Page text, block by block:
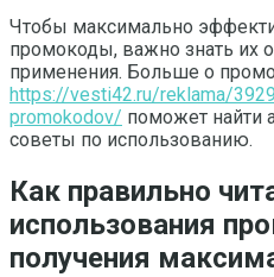
Чтобы максимально
промокоды, важно знать их
применения. Больше о
https://vesti42.ru/reklama/
promokodov/ поможет найти
советы по использованию.
Как правильно
использования
получения